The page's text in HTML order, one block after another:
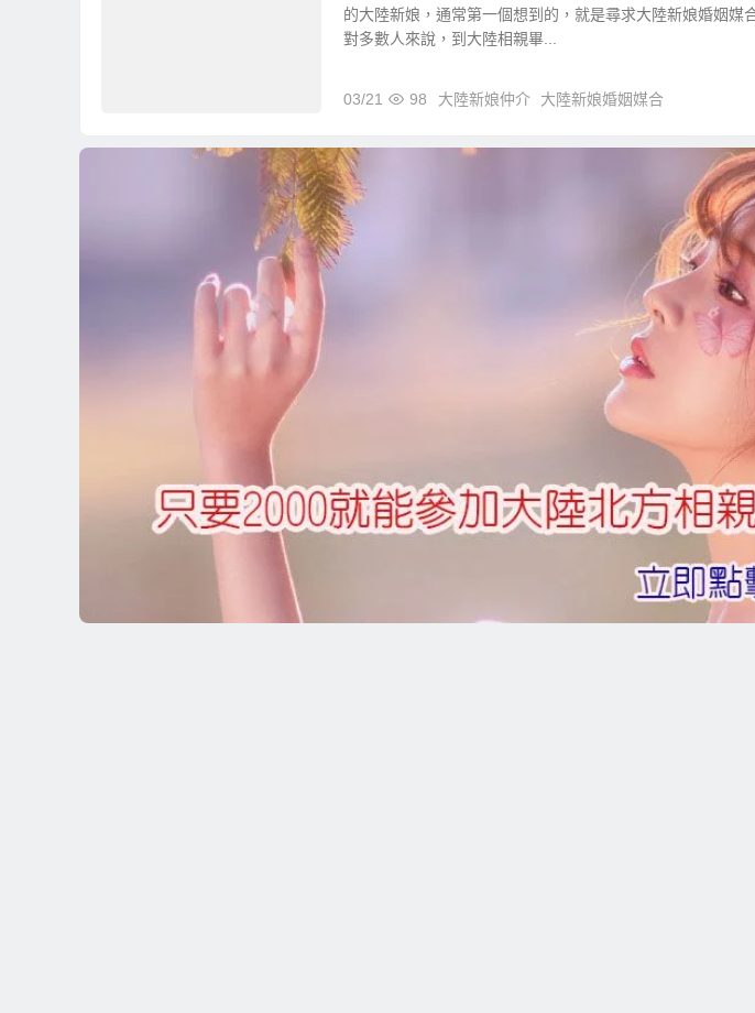
的大陸新娘，通常第一個想到的，就是尋求大陸新娘婚姻媒
對多數人來說，到大陸相親畢...
03/21 98 大陸新娘仲介 大陸新娘婚姻媒合